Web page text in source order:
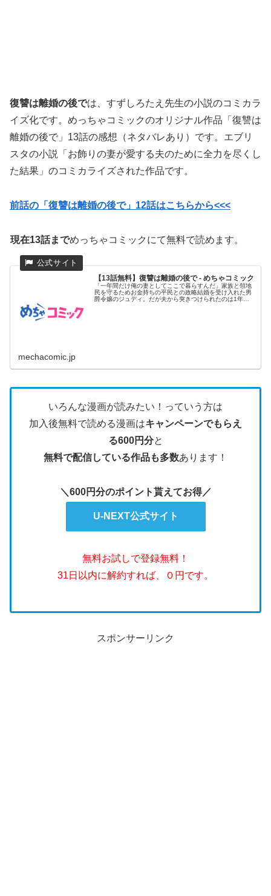
復讐は離婚の後では、すずしろたえ先生の小説のコミカラ
イズ化です。めっちゃコミックのオリジナル作品「復讐は
離婚の後で」13話の感想（ネタバレあり）です。エブリ
スタの小説「お飾りの妻が愛する夫のために全力を尽くし
た結果」のコミカライズされた作品です。
前話の「復讐は離婚の後で」12話はこちらから<<<
現在13話までめっちゃコミックにて無料で読めます。
【13話無料】復讐は離婚の後で - めちゃコミック
「一年間だけ俺の妻としてここで暮らすんだ」家族と領地
民を守るためお金持ちの平民との政略結婚を受け入れた男
爵令嬢のジュディ。だが夫から突きつけられたのは1年後
mechacomic.jp
いろんな漫画が読みたい！っていう方は
加入後無料で読める漫画はキャンペーンでもらえ
る600円分と
無料で配信している作品も多数あります！
＼600円分のポイント貰えてお得／
U-NEXT公式サイト
無料お試しで登録無料！
31日以内に解約すれば、０円です。
スポンサーリンク